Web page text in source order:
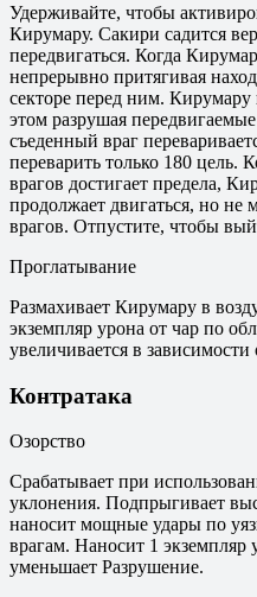
Удерживайте, чтобы
Кирумару. Сакири садится
передвигаться. Когда
непрерывно притягивая
секторе перед ним.
этом разрушая
съеденный враг
переварить только 180 цель.
врагов достигает предела,
продолжает двигаться, но не
врагов. Отпустите, чтобы
Проглатывание
Размахивает Кирумару в
экземпляр урона от чар по
увеличивается в
Контратака
Озорство
Срабатывает при
уклонения. Подпрыгивает
наносит мощные удары по
врагам. Наносит 1 экземпляр
уменьшает Разрушение.